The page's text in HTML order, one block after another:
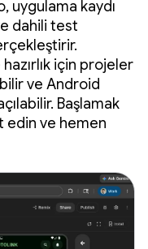
uygulama kaydı
dahili test
için projeler
ve Android
Başlamak
edin ve hemen